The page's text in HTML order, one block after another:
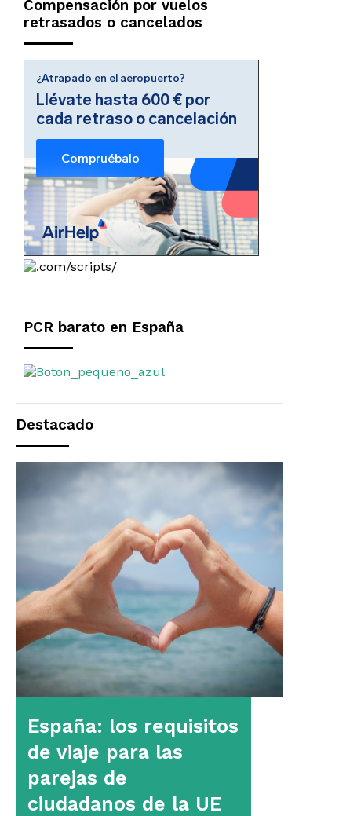
Compensación por vuelos
retrasados o cancelados
PCR barato en España
Destacado
España: los requisitos
de viaje para las
parejas de
ciudadanos de la UE